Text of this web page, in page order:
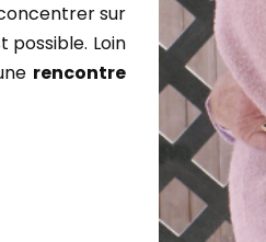
sur
possible. Loin
rencontre